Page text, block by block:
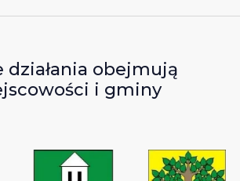
działania obejmują
i gminy